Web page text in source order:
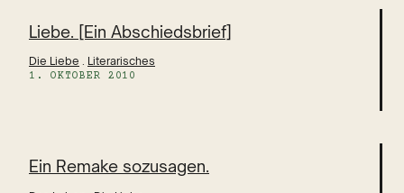
Liebe. [Ein Abschiedsbrief]
Die Liebe . Literarisches
1. OKTOBER 2010
Ein Remake sozusagen.